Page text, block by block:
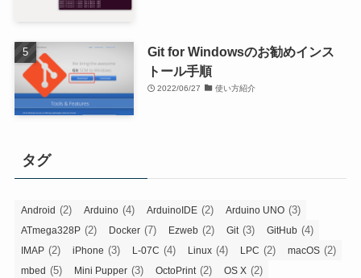
Git for Windowsのお勧めインス
トール手順
2022/06/27 使い方紹介
タグ
Android (2) Arduino (4) ArduinoIDE (2) Arduino UNO (3)
ATmega328P (2) Docker (7) Ezweb (2) Git(3) GitHub (4)
IMAP (2) iPhone (3) L-07C (4) Linux (4) LPC (2) macOS (2)
mbed (5) Mini Pupper (3) OctoPrint(2) OS X (2)